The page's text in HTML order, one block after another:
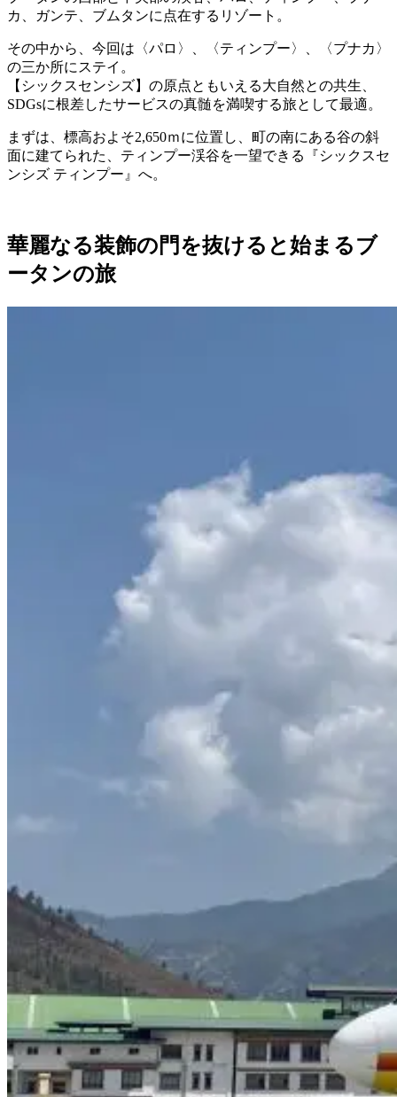
カ、ガンテ、ブムタンに点在するリゾート。
その中から、今回は〈パロ〉、〈ティンプー〉、〈プナカ〉
の三か所にステイ。
【シックスセンシズ】の原点ともいえる大自然との共生、
SDGsに根差したサービスの真髄を満喫する旅として最適。
まずは、標高およそ2,650ｍに位置し、町の南にある谷の斜
面に建てられた、ティンプー渓谷を一望できる『シックスセ
ンシズ ティンプー』へ。
華麗なる装飾の門を抜けると始まるブ
ータンの旅